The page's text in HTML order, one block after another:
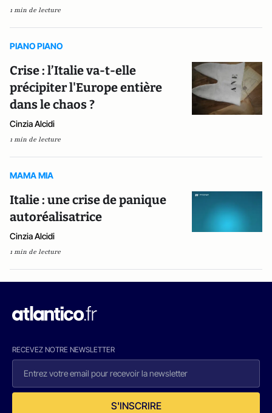
1 min de lecture
PIANO PIANO
Crise : l’Italie va-t-elle
précipiter l'Europe entière
dans le chaos ?
Cinzia Alcidi
1 min de lecture
MAMA MIA
Italie : une crise de panique
autoréalisatrice
Cinzia Alcidi
1 min de lecture
RECEVEZ NOTRE NEWSLETTER
S'INSCRIRE